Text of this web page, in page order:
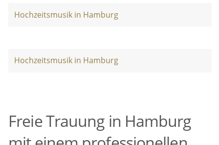
Hochzeitsmusik in Hamburg
Hochzeitsmusik in Hamburg
Freie Trauung in Hamburg